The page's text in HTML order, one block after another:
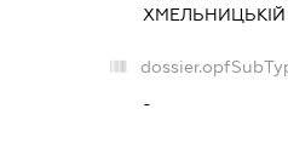
ХМЕЛЬНИЦЬКІЙ
-